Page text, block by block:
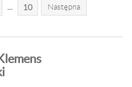
10 Następna